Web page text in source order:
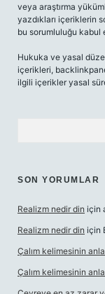
veya araştırma
yazdıkları içeriklerin
bu sorumluluğu kabul
Hukuka ve yasal
içerikleri,
ilgili içerikler yasal
SON YORUMLAR
Realizm nedir din için
Realizm nedir din için
Çalım kelimesinin
Çalım kelimesinin